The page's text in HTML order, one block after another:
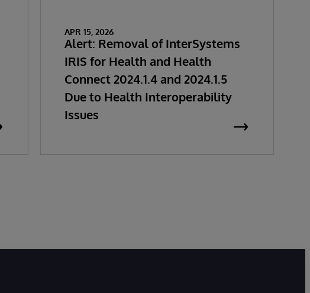
APR 15, 2026
Alert: Removal of InterSystems
IRIS for Health and Health
Connect 2024.1.4 and 2024.1.5
Due to Health Interoperability
Issues